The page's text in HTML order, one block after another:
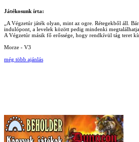
Játékosunk írta:
„A Végzetúr játék olyan, mint az ogre. Rétegekből áll.
indulópont, a levelek között pedig mindenki megtalálhatja
A Végzetúr másik fő erőssége, hogy rendkívül tág teret
Morze - V3
még több ajánlás